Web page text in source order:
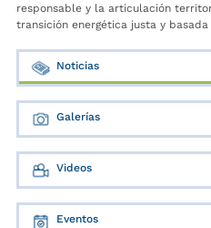
responsable y la articulación
transición energética justa y
Noticias
Galerías
Videos
Eventos